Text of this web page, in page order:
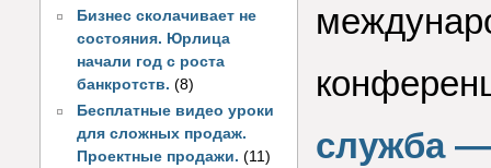
Бизнес сколачивает не
состояния. Юрлица
начали год с роста
банкротств. (8)
Бесплатные видео уроки
для сложных продаж.
Проектные продажи. (11)
служба —